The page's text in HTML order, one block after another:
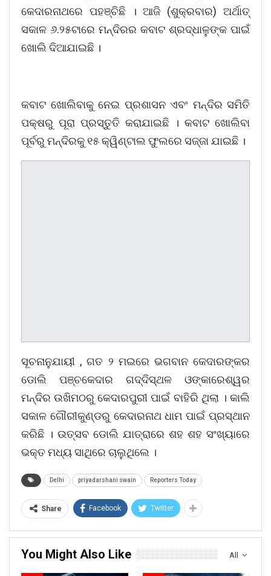
କେଦାରନାଥରେ ପହଞ୍ଚିଛି । ଆଜି (ଶୁକ୍ରବାର) ଅର୍ଥାତ୍‌
ସକାଳ ୬.୨୫ଟାରେ ମନ୍ଦିରର କବାଟ ଶ୍ରଦ୍ଧାଳୁଙ୍କ ପାଇଁ
ଖୋଲି ଦିଆଯାଇଛି ।
କବାଟ ଖୋଲିବାକୁ ନେଇ ପ୍ରଶାସନ ଏବଂ ମନ୍ଦିର ସମିତି
ପକ୍ଷରୁ ପୂରା ପ୍ରସ୍ତୁତି କରାଯାଇଛି । କବାଟ ଖୋଲିବା
ପୂର୍ବରୁ ମନ୍ଦିରକୁ ୧୫ କ୍ୱିଣ୍ଟାଲ ଫୁଲରେ ସଜ୍ଜା ଯାଇଛି ।
ସୂଚନାନୁଯାୟୀ , ଗତ ୨ ମଇରେ ଭଗବାନ କେଦାରଙ୍କର
ଡୋଲି ପଞ୍ଚକେଦାର ଗଦ୍ଦିସ୍ଥଳ ଓଙ୍କାରେଶ୍ୱର
ମନ୍ଦିର ଉଖିମଠରୁ କେଦାରପୁରୀ ପାଇଁ ବାହିରି ଥିଲା । କାଲି
ସକାଳ ଗୌରୀକୁଣ୍ଡରୁ କେଦାରନାଥ ଧାମ ପାଇଁ ପ୍ରସ୍ଥାନ
କରିଛି । ଉତ୍ସବ ଡୋଲି ଯାତ୍ରାରେ ଶହ ଶହ ସଂଖ୍ୟାରେ
ଭକ୍ତ ମଧ୍ୟ ସାଥିରେ ଚାଲୁଥିଲେ ।
Delhi priyadarshani swain Reporters Today
Share Facebook Twitter
All
You Might Also Like